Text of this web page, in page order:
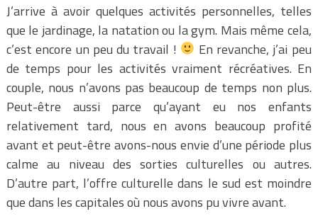
J’arrive à avoir quelques activités personnelles, telles
que le jardinage, la natation ou la gym. Mais même cela,
c’est encore un peu du travail !
En revanche, j’ai peu
de temps pour les activités vraiment récréatives. En
couple, nous n’avons pas beaucoup de temps non plus.
Peut-être aussi parce qu’ayant eu nos enfants
relativement tard, nous en avons beaucoup profité
avant et peut-être avons-nous envie d’une période plus
calme au niveau des sorties culturelles ou autres.
D’autre part, l’offre culturelle dans le sud est moindre
que dans les capitales où nous avons pu vivre avant.